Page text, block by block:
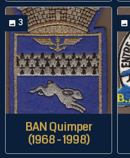
3
BAN Quimper
(1968 - 1998)